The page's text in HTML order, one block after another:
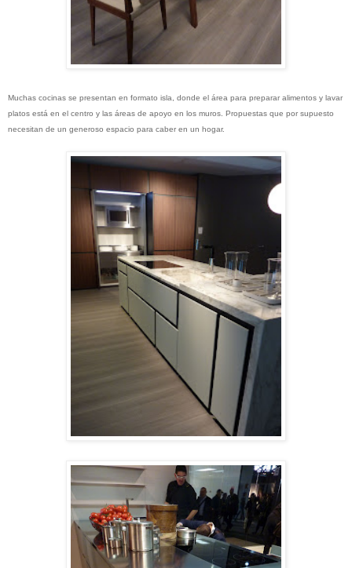
Muchas cocinas se presentan en formato isla, donde el área para preparar alimentos y lavar
platos está en el centro y las áreas de apoyo en los muros. Propuestas que por supuesto
necesitan de un generoso espacio para caber en un hogar.